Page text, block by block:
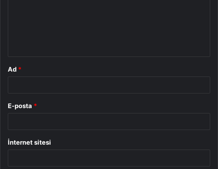
Ad *
E-posta *
İnternet sitesi